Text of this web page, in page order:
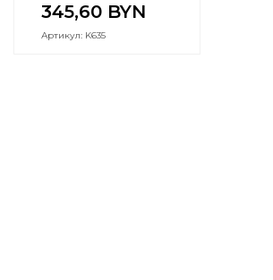
345,60 BYN
Артикул: K635